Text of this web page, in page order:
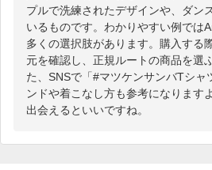
プルで洗練されたデザインや、ダン
いるものです。わかりやすい例では
多くの選択肢があります。購入する
元を確認し、正規ルートの商品を選
た、SNSで「#マツケンサンバTシャ
ンドや着こなし方も参考になります
出会えるといいですね。